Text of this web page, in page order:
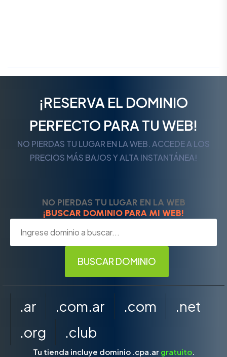
¡RESERVA EL DOMINIO
PERFECTO PARA TU WEB!
NO PIERDAS TU LUGAR EN LA WEB. ACCEDE A LOS
PRECIOS MÁS BAJOS Y ALTA INSTANTÁNEA!
NO PIERDAS TU LUGAR EN LA WEB
¡BUSCAR DOMINIO PARA MI WEB!
.ar .com.ar .com
.net
.org
.club
Tu tienda incluye dominio .cpa.ar gratuito.